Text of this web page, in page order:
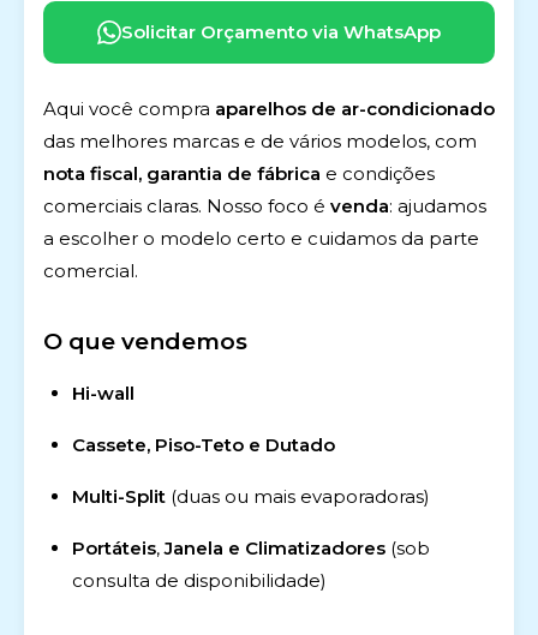
Solicitar Orçamento via WhatsApp
Aqui você compra aparelhos de ar-condicionado
das melhores marcas e de vários modelos, com
nota fiscal, garantia de fábrica e condições
comerciais claras. Nosso foco é venda: ajudamos
a escolher o modelo certo e cuidamos da parte
comercial.
O que vendemos
Hi-wall
Cassete, Piso-Teto e Dutado
Multi-Split (duas ou mais evaporadoras)
Portáteis,Janela e Climatizadores (sob
consulta de disponibilidade)